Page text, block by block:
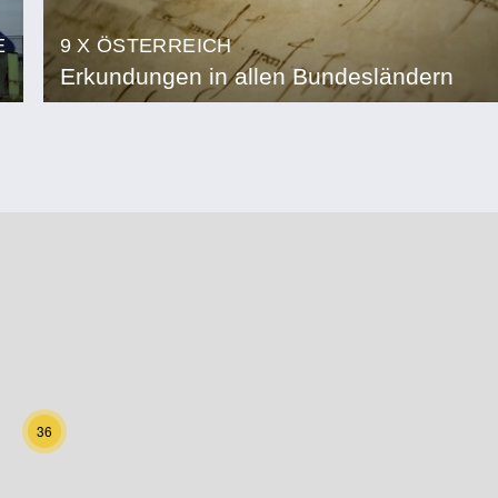
9 X ÖSTERREICH
Erkundungen in allen Bundesländern
36